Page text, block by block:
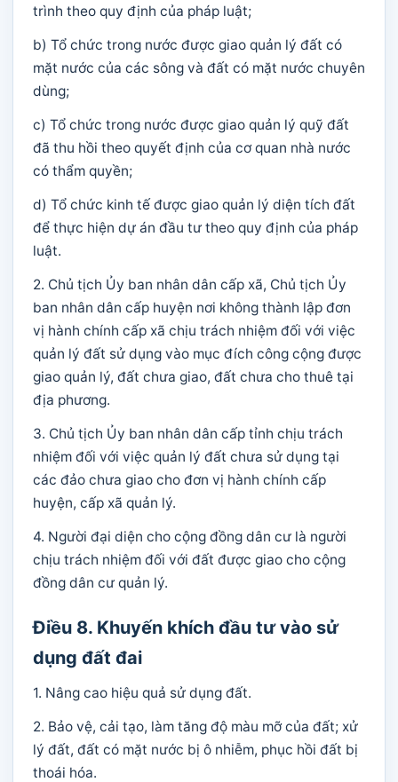
trình theo quy định của pháp luật;
b) Tổ chức trong nước được giao quản lý đất có
mặt nước của các sông và đất có mặt nước chuyên
dùng;
c) Tổ chức trong nước được giao quản lý quỹ đất
đã thu hồi theo quyết định của cơ quan nhà nước
có thẩm quyền;
d) Tổ chức kinh tế được giao quản lý diện tích đất
để thực hiện dự án đầu tư theo quy định của pháp
luật.
2. Chủ tịch Ủy ban nhân dân cấp xã, Chủ tịch Ủy
ban nhân dân cấp huyện nơi không thành lập đơn
vị hành chính cấp xã chịu trách nhiệm đối với việc
quản lý đất sử dụng vào mục đích công cộng được
giao quản lý, đất chưa giao, đất chưa cho thuê tại
địa phương.
3. Chủ tịch Ủy ban nhân dân cấp tỉnh chịu trách
nhiệm đối với việc quản lý đất chưa sử dụng tại
các đảo chưa giao cho đơn vị hành chính cấp
huyện, cấp xã quản lý.
4. Người đại diện cho cộng đồng dân cư là người
chịu trách nhiệm đối với đất được giao cho cộng
đồng dân cư quản lý.
Điều 8. Khuyến khích đầu tư vào sử
dụng đất đai
1. Nâng cao hiệu quả sử dụng đất.
2. Bảo vệ, cải tạo, làm tăng độ màu mỡ của đất; xử
lý đất, đất có mặt nước bị ô nhiễm, phục hồi đất bị
thoái hóa.